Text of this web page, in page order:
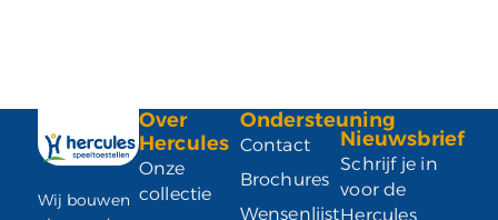
Wij bouwen
Over
Hercules
Onze
collectie
Ondersteuning
Contact
Brochures
Wensenlijst
Nieuwsbrief
Schrijf je in
voor de
Hercules